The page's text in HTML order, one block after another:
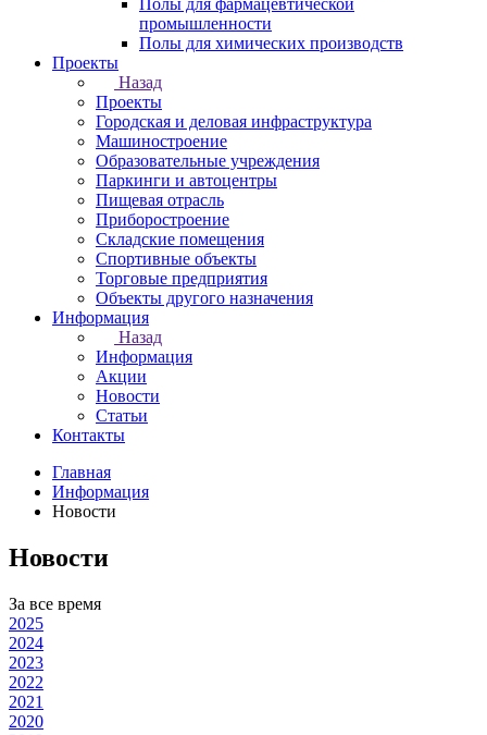
Полы для фармацевтической
промышленности
Полы для химических производств
Проекты
Назад
Проекты
Городская и деловая инфраструктура
Машиностроение
Образовательные учреждения
Паркинги и автоцентры
Пищевая отрасль
Приборостроение
Складские помещения
Спортивные объекты
Торговые предприятия
Объекты другого назначения
Информация
Назад
Информация
Акции
Новости
Статьи
Контакты
Главная
Информация
Новости
Новости
За все время
2025
2024
2023
2022
2021
2020